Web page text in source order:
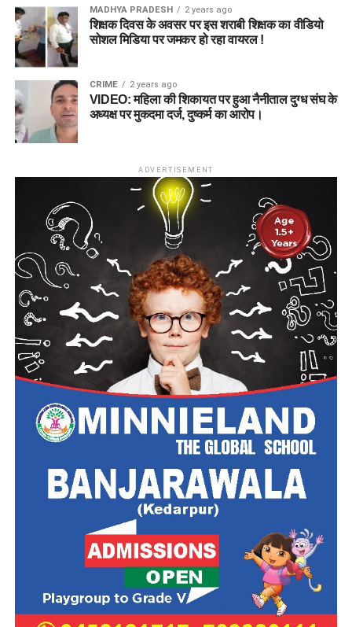
MADHYA PRADESH 2 years ago
शिक्षक दिवस के अवसर पर इस शराबी शिक्षक का वीडियो
सोशल मिडिया पर जमकर हो रहा वायरल !
CRIME 2 years ago
VIDEO: महिला की शिकायत पर हुआ नैनीताल दुग्ध संघ के
अध्यक्ष पर मुकदमा दर्ज, दुष्कर्म का आरोप।
ADVERTISEMENT